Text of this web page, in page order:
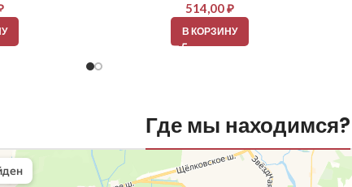
514,00₽
В КОРЗИНУ
Где мы находимся?
материалы в Балашихе